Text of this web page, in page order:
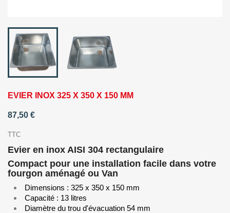
EVIER INOX 325 X 350 X 150 MM
87,50 €
TTC
Evier en inox AISI 304 rectangulaire
Compact pour une installation facile dans votre
fourgon aménagé ou Van
Dimensions : 325 x 350 x 150 mm
Capacité : 13 litres
Diamètre du trou d'évacuation 54 mm